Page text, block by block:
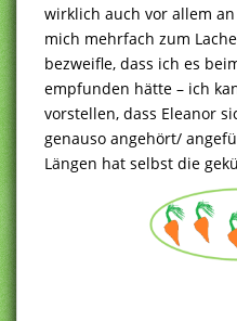
wirklich auch vor allem
mich mehrfach zum
bezweifle, dass ich es
empfunden hätte – ich
vorstellen, dass Eleanor
genauso angehört/
Längen hat selbst die